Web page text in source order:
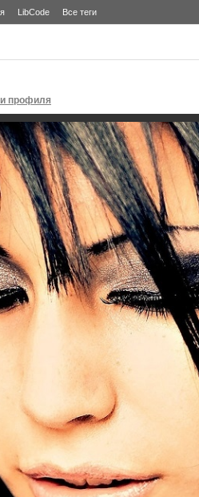
LibCode Все теги
профиля